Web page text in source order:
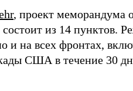
, проект меморандума
из 14 пунктов.
и на всех фронтах,
США в течение 30